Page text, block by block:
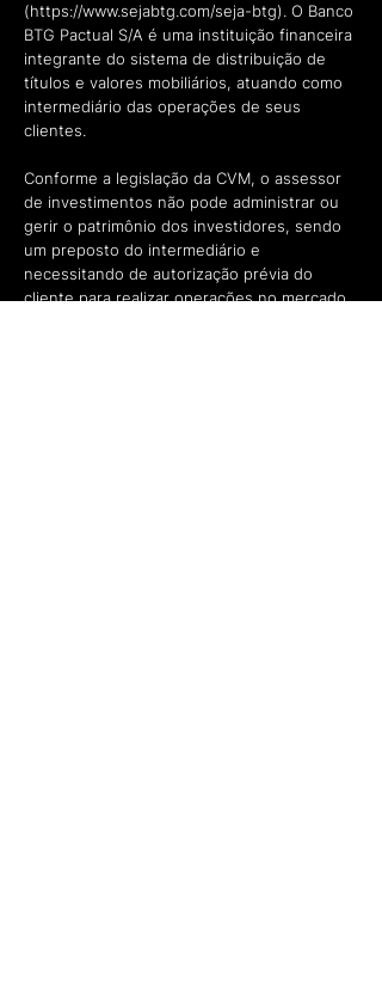
(https://www.sejabtg.com/seja-btg). O Banco
BTG Pactual S/A é uma instituição financeira
integrante do sistema de distribuição de
títulos e valores mobiliários, atuando como
intermediário das operações de seus
clientes.
Conforme a legislação da CVM, o assessor
de investimentos não pode administrar ou
gerir o patrimônio dos investidores, sendo
um preposto do intermediário e
necessitando de autorização prévia do
cliente para realizar operações no mercado